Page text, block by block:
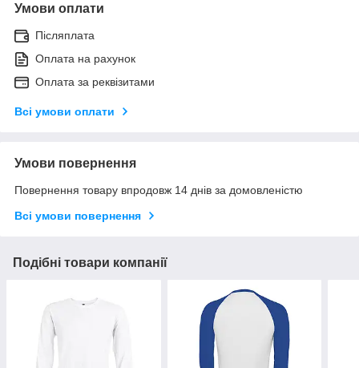
Умови оплати
Післяплата
Оплата на рахунок
Оплата за реквізитами
Всі умови оплати
Умови повернення
Повернення товару впродовж 14 днів за домовленістю
Всі умови повернення
Подібні товари компанії